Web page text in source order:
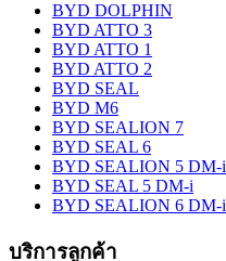
BYD DOLPHIN
BYD ATTO 3
BYD ATTO 1
BYD ATTO 2
BYD SEAL
BYD M6
BYD SEALION 7
BYD SEAL 6
BYD SEALION 5 DM-i
BYD SEAL 5 DM-i
BYD SEALION 6 DM-i
บริการลูกค้า